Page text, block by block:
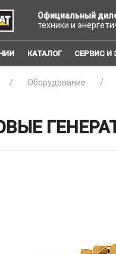
Официальный
техники и
КАТАЛОГ СЕРВИС И
Оборудование